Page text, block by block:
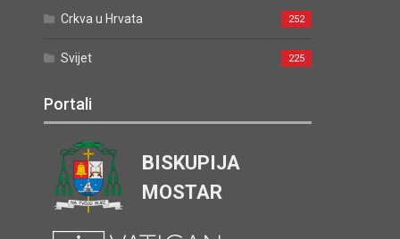
Crkva u Hrvata 252
Svijet 225
Portali
BISKUPIJA
MOSTAR